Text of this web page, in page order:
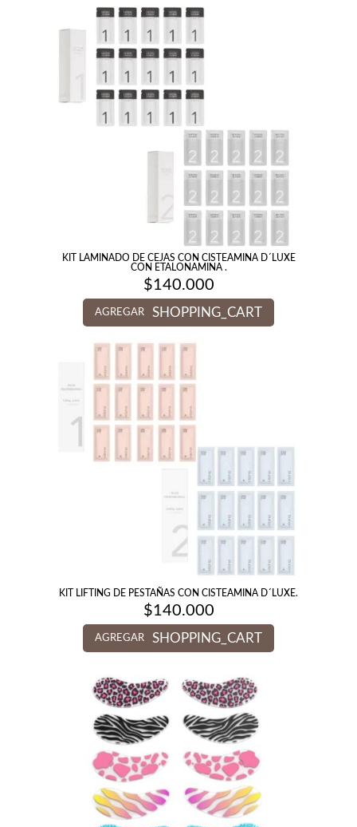
KIT LAMINADO DE CEJAS CON CISTEAMINA D´LUXE
CON ETALONAMINA .
$140.000
AGREGAR SHOPPING_CART
KIT LIFTING DE PESTAÑAS CON CISTEAMINA D´LUXE.
$140.000
AGREGAR SHOPPING_CART